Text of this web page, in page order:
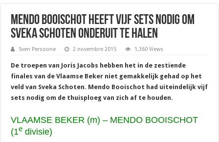
Mendo Booischot heeft vijf sets nodig om
Sveka Schoten onderuit te halen
Sven Persoone 2 novembre 2015 1,360 Views
De troepen van Joris Jacobs hebben het in de zestiende
finales van de Vlaamse Beker niet gemakkelijk gehad op het
veld van Sveka Schoten. Mendo Booischot had uiteindelijk vijf
sets nodig om de thuisploeg van zich af te houden.
VLAAMSE BEKER (m) – MENDO BOOISCHOT
(1e divisie)